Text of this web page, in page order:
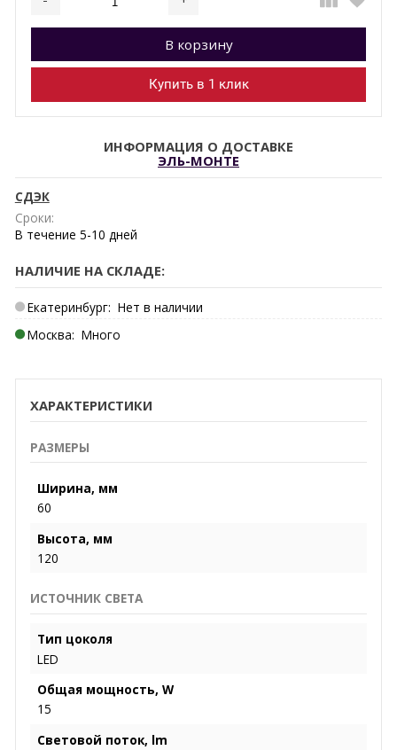
Добавляется...
В корзину
Добавлен
Купить в 1 клик
ИНФОРМАЦИЯ О ДОСТАВКЕ
ЭЛЬ-МОНТЕ
СДЭК
Сроки:
В течение 5-10 дней
НАЛИЧИЕ НА СКЛАДЕ:
Екатеринбург: Нет в наличии
Москва: Много
ХАРАКТЕРИСТИКИ
РАЗМЕРЫ
Ширина, мм
60
Высота, мм
120
ИСТОЧНИК СВЕТА
Тип цоколя
LED
Общая мощность, W
15
Световой поток, lm